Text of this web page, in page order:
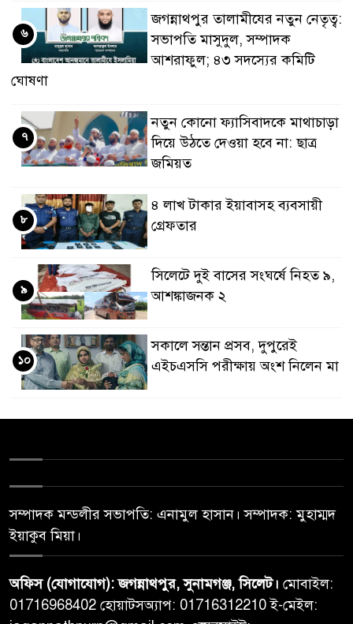
জগন্নাথপুর তালামীযের নতুন নেতৃত্ব:
সভাপতি মাসুদুল, সম্পাদক
আশরাফুল; ৪৩ সদস্যের কমিটি
ঘোষণা
৬
নতুন কোনো ফ্যাসিবাদকে মাথাচাড়া
দিয়ে উঠতে দেওয়া হবে না: ছাত্র
জমিয়ত
৭
৪ লাখ টাকার ইয়াবাসহ ব্যবসায়ী
গ্রেফতার
৮
সিলেটে দুই বাসের সংঘর্ষে নিহত ৯,
আশঙ্কাজনক ২
৯
সকালে সন্তান প্রসব, দুপুরেই
এইচএসসি পরীক্ষায় অংশ নিলেন মা
১০
সম্পাদক মন্ডলীর সভাপতি: এনামুল হাসান। সম্পাদক: মুহাম্মদ
ইয়াকুব মিয়া।
অফিস (যোগাযোগ): জগন্নাথপুর, সুনামগঞ্জ, সিলেট। মোবাইল:
01716968402 হোয়াটসঅ্যাপ: 01716312210 ই-মেইল: